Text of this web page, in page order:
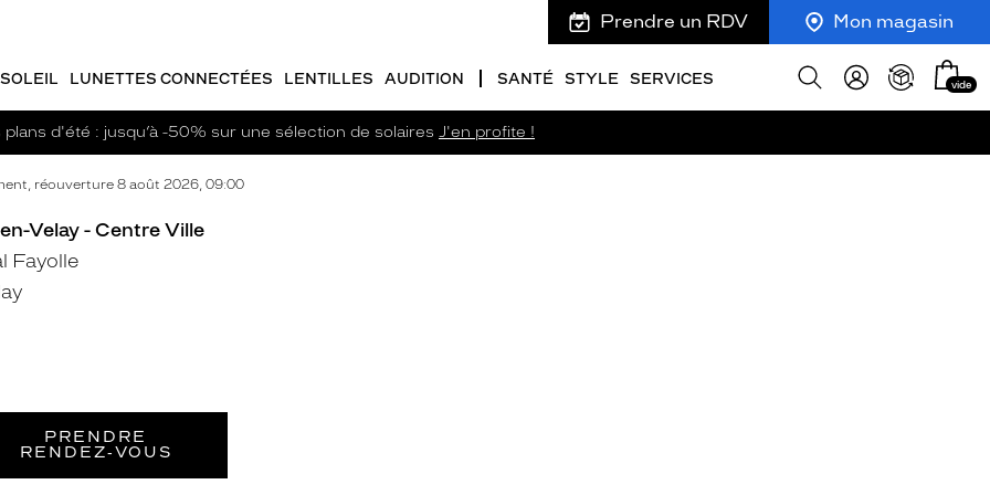
Prendre un RDV Mon magasin
LUNETTES CONNECTÉES LENTILLES AUDITION SANTÉ STYLE SERVICES
Afficher
Mon
panier
vide
plans d'été : jusqu’à -50% sur une sélection de solaires J'en profite !
réouverture 8 août 2026, 09:00
Velay - Centre Ville
Fayolle
PRENDRE
RENDEZ‑VOUS